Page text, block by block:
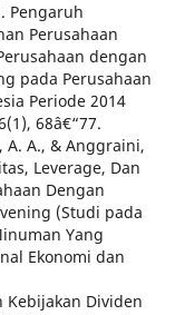
Pengaruh
Perusahaan
dengan
pada Perusahaan
Periode 2014
68â€“77.
A. A., & Anggraini,
Leverage, Dan
Dengan
(Studi pada
Yang
Ekonomi dan
Kebijakan Dividen